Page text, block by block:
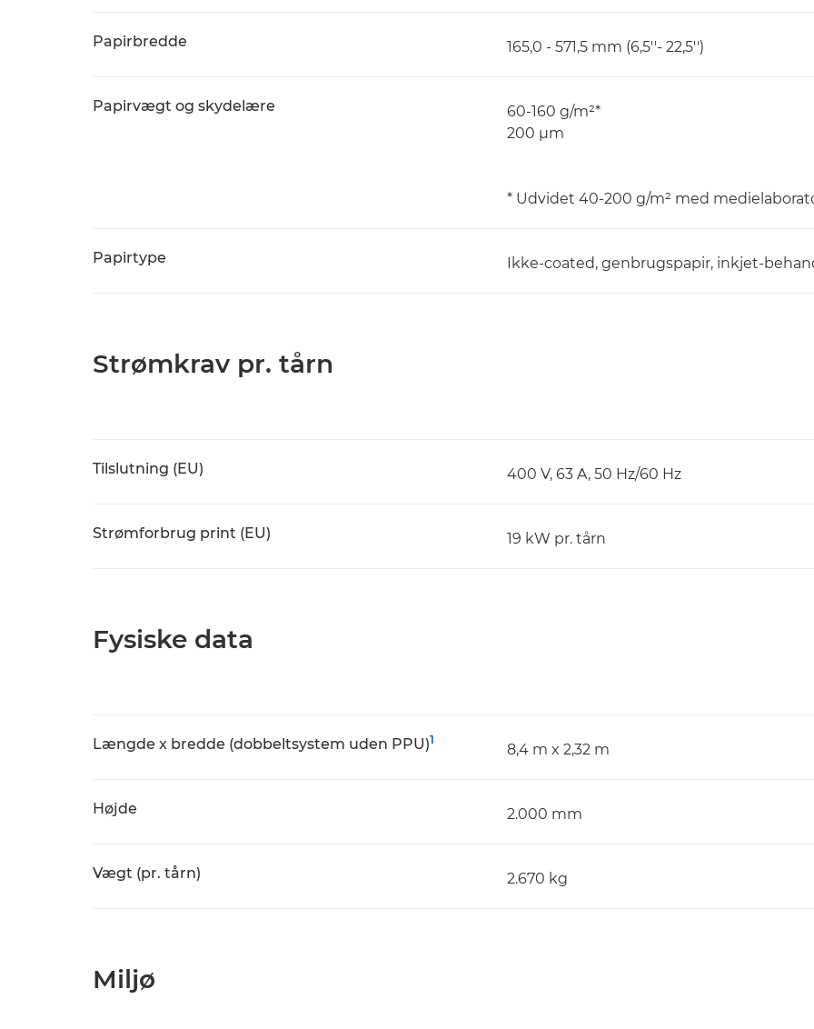
Papirbredde 165,0 - 571,5 mm (6,5''- 22,5'')
Papirvægt og skydelære
60-160 g/m²*
200 μm
* Udvidet 40-200 g/m² med
Papirtype Ikke-coated, genbrugspapir, inkjet-
Strømkrav pr. tårn
Tilslutning (EU) 400 V, 63 A, 50 Hz/60 Hz
Strømforbrug print (EU) 19 kW pr. tårn
Fysiske data
Længde x bredde (dobbeltsystem uden PPU)1
8,4 m x 2,32 m
Højde 2.000 mm
Vægt (pr. tårn) 2.670 kg
Miljø